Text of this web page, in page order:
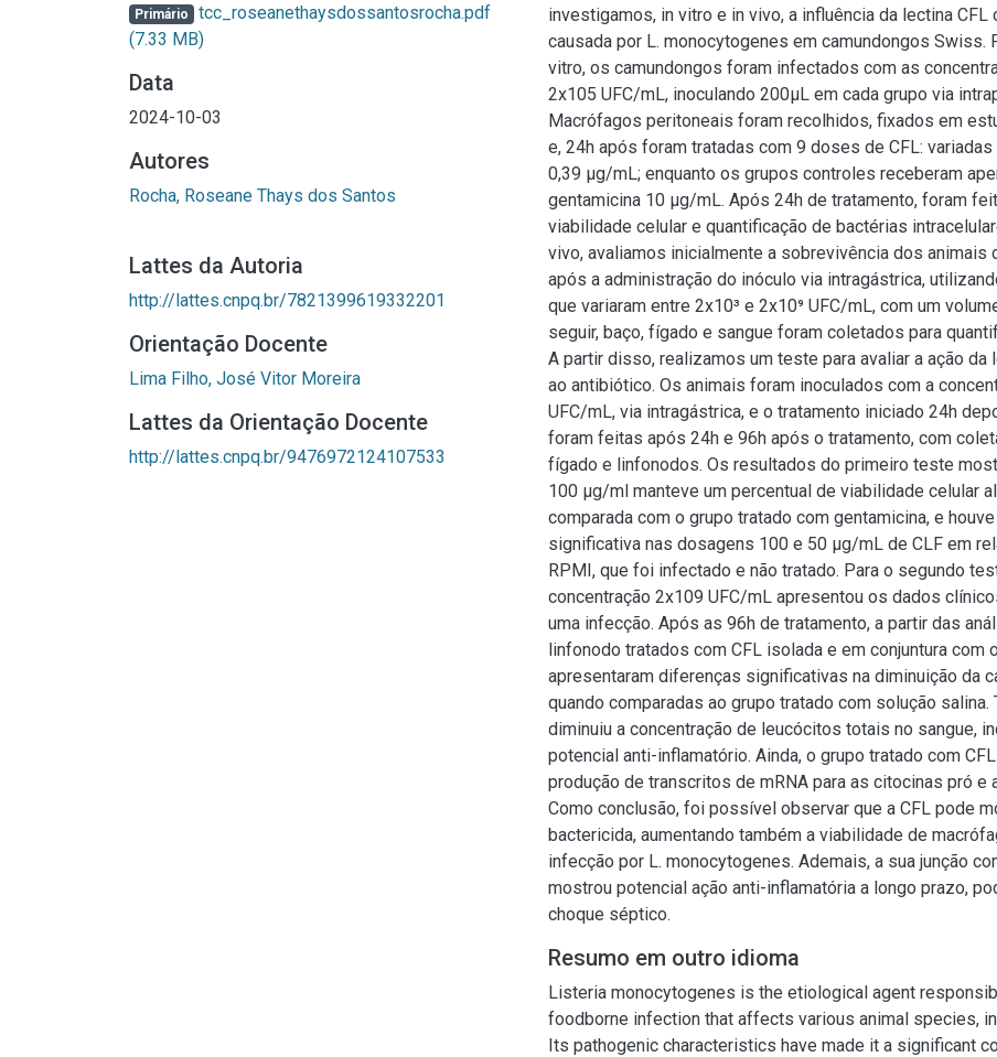
Primário tcc_roseanethaysdossantosrocha.pdf
(7.33 MB)
Data
2024-10-03
Autores
Rocha, Roseane Thays dos Santos
Lattes da Autoria
http://lattes.cnpq.br/7821399619332201
Orientação Docente
Lima Filho, José Vitor Moreira
Lattes da Orientação Docente
http://lattes.cnpq.br/9476972124107533
investigamos, in vitro e in vivo, a influência da lectina CFL
causada por L. monocytogenes em camundongos Swiss.
vitro, os camundongos foram infectados com as
2x105 UFC/mL, inoculando 200μL em cada grupo via
Macrófagos peritoneais foram recolhidos, fixados em
e, 24h após foram tratadas com 9 doses de CFL:
0,39 μg/mL; enquanto os grupos controles receberam
gentamicina 10 μg/mL. Após 24h de tratamento, foram
viabilidade celular e quantificação de bactérias
vivo, avaliamos inicialmente a sobrevivência dos animais
após a administração do inóculo via intragástrica,
que variaram entre 2x10³ e 2x10⁹ UFC/mL, com um
seguir, baço, fígado e sangue foram coletados para
A partir disso, realizamos um teste para avaliar a ação da
ao antibiótico. Os animais foram inoculados com a
UFC/mL, via intragástrica, e o tratamento iniciado 24h
foram feitas após 24h e 96h após o tratamento, com
fígado e linfonodos. Os resultados do primeiro teste
100 μg/ml manteve um percentual de viabilidade celular
comparada com o grupo tratado com gentamicina, e
significativa nas dosagens 100 e 50 μg/mL de CLF em
RPMI, que foi infectado e não tratado. Para o segundo
concentração 2x109 UFC/mL apresentou os dados
uma infecção. Após as 96h de tratamento, a partir das
linfonodo tratados com CFL isolada e em conjuntura com
apresentaram diferenças significativas na diminuição da
quando comparadas ao grupo tratado com solução salina.
diminuiu a concentração de leucócitos totais no sangue,
potencial anti-inflamatório. Ainda, o grupo tratado com
produção de transcritos de mRNA para as citocinas pró e
Como conclusão, foi possível observar que a CFL pode
bactericida, aumentando também a viabilidade de
infecção por L. monocytogenes. Ademais, a sua junção
mostrou potencial ação anti-inflamatória a longo prazo,
choque séptico.
Resumo em outro idioma
Listeria monocytogenes is the etiological agent
foodborne infection that affects various animal species,
Its pathogenic characteristics have made it a significant